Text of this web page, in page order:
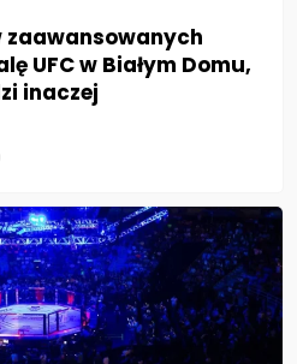
zaawansowanych
UFC w Białym Domu,
inaczej